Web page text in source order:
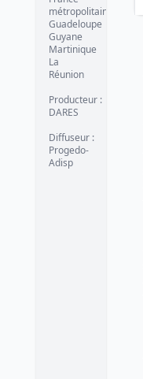
métropolitaine
Guadeloupe
Guyane
Martinique
La
Réunion
Producteur :
DARES
Diffuseur :
Progedo-
Adisp